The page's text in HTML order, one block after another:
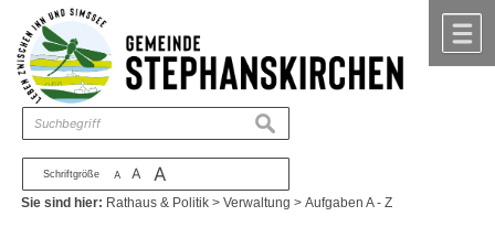
Zum Inhalt ,zur Navigation
Schriftgröße A A A
suchen
Sie sind hier: Rathaus & Politik >Verwaltung >Aufgaben A - Z